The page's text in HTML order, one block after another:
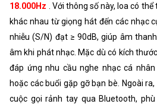
18.000Hz
. Với thông số này, loa có
khác nhau từ giọng hát đến các nhạc
nhiễu (S/N) đạt ≥ 90dB, giúp âm
âm khi phát nhạc. Mặc dù có kích
đáp ứng nhu cầu nghe nhạc cá
hoặc các buổi gặp gỡ bạn bè. Ngoài
cuộc gọi rảnh tay qua Bluetooth,